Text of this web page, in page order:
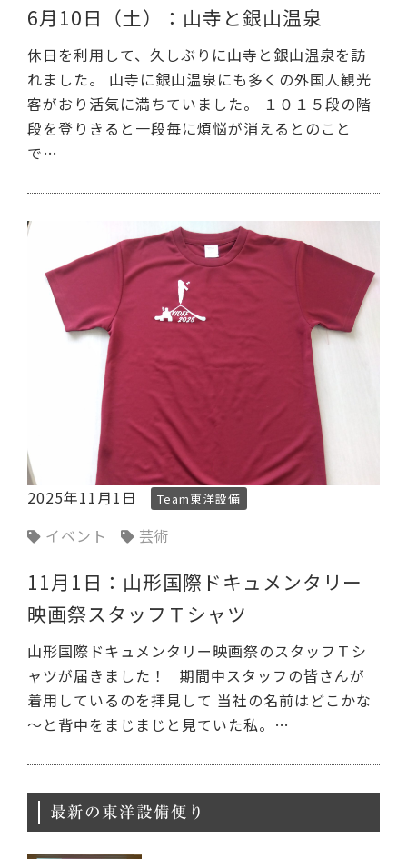
6月10日（土）：山寺と銀山温泉
休日を利用して、久しぶりに山寺と銀山温泉を訪
れました。 山寺に銀山温泉にも多くの外国人観光
客がおり活気に満ちていました。 １０１５段の階
段を登りきると一段毎に煩悩が消えるとのこと
で…
2025年11月1日 Team東洋設備
イベント 芸術
11月1日：山形国際ドキュメンタリー
映画祭スタッフＴシャツ
山形国際ドキュメンタリー映画祭のスタッフＴシ
ャツが届きました！ 期間中スタッフの皆さんが
着用しているのを拝見して 当社の名前はどこかな
～と背中をまじまじと見ていた私。…
最新の東洋設備便り